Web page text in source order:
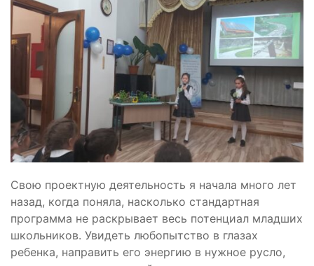
Свою проектную деятельность я начала много лет
назад, когда поняла, насколько стандартная
программа не раскрывает весь потенциал младших
школьников. Увидеть любопытство в глазах
ребенка, направить его энергию в нужное русло,